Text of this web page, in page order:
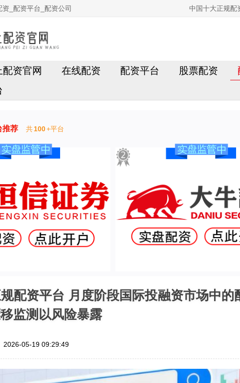
_配资平台_配资公司 中国十大正规配
资官网 在线配资 配资平台 股票配资
推荐 共100+平台
配资平台 月度阶段国际投融资市场中的
监测以风险暴露
2026-05-19 09:29:49